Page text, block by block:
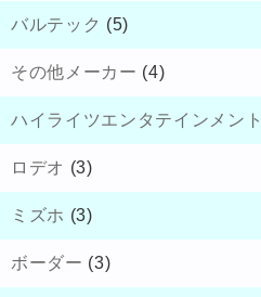
バルテック (5)
その他メーカー (4)
ハイライツエンタテインメント
ロデオ (3)
ミズホ (3)
ボーダー (3)